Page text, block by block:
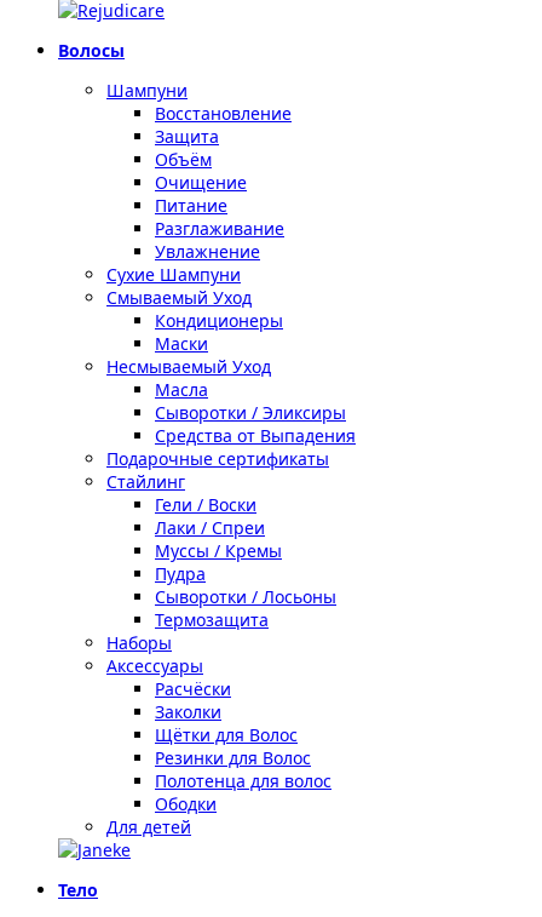
Волосы
Шампуни
Восстановление
Защита
Объём
Очищение
Питание
Разглаживание
Увлажнение
Сухие Шампуни
Смываемый Уход
Кондиционеры
Маски
Несмываемый Уход
Масла
Сыворотки / Эликсиры
Средства от Выпадения
Подарочные сертификаты
Стайлинг
Гели / Воски
Лаки / Спреи
Муссы / Кремы
Пудра
Сыворотки / Лосьоны
Термозащита
Наборы
Аксессуары
Расчёски
Заколки
Щётки для Волос
Резинки для Волос
Полотенца для волос
Ободки
Для детей
Тело